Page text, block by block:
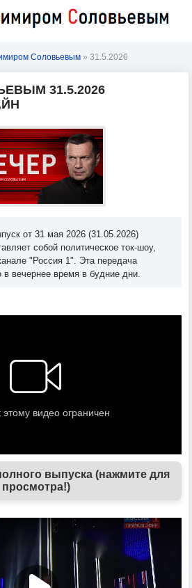
Соловьевым » 31.5.2026
31.5.2026
от 31 мая 2026 (31.05.2026)
собой политическое ток-шоу,
"Россия 1". Эта передача
в вечернее время в будние дни.
выпуска (нажмите для
просмотра!)